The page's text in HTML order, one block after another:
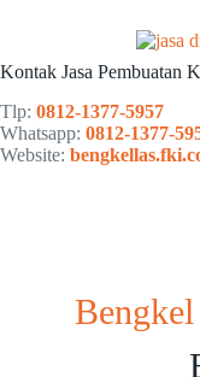
Kontak Jasa Pembuatan
Tlp: 0812-1377-5957
Whatsapp: 0812-1377-
Website: